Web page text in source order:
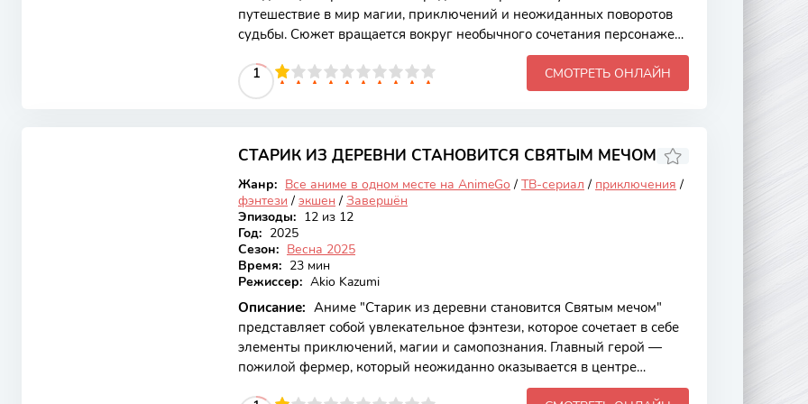
путешествие в мир магии, приключений и неожиданных поворотов
судьбы. Сюжет вращается вокруг необычного сочетания персонажей,
включая младенца с невероятными способностями и нежить, которая
стремится к искуплению. Это аниме привлекает внимание не только
яркой анимацией, но и глубокими темами, такими как дружба,
мифические существа являются частью повседневной жизни.
1
4 5 6 7 8 9 10 СМОТРЕТЬ ОНЛАЙН
СТАРИК ИЗ ДЕРЕВНИ СТАНОВИТСЯ СВЯТЫМ МЕЧОМ
Жанр: Все аниме в одном месте на AnimeGo / ТВ-сериал / приключения /
фэнтези / экшен / Завершён
Эпизоды: 12 из 12
Год: 2025
Сезон: Весна 2025
Время: 23 мин
Режиссер: Akio Kazumi
Описание: Аниме "Старик из деревни становится Святым мечом"
представляет собой увлекательное фэнтези, которое сочетает в себе
элементы приключений, магии и самопознания. Главный герой —
пожилой фермер, который неожиданно оказывается в центре
эпических событий, когда его деревня сталкивается с угрозой темных